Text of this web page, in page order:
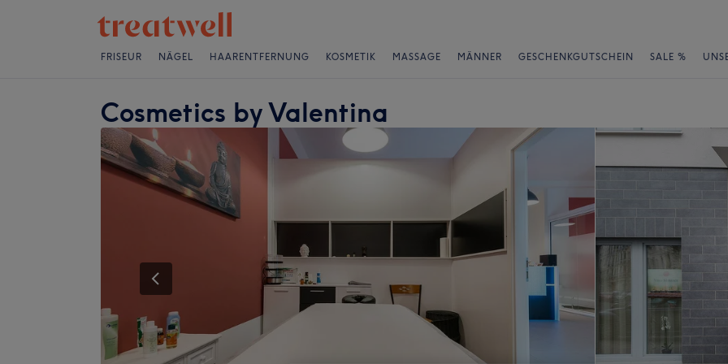
FRISEUR NÄGEL HAARENTFERNUNG KOSMETIK MASSAGE MÄNNER GESCHENKGUTSCHEIN SALE %
Cosmetics by Valentina